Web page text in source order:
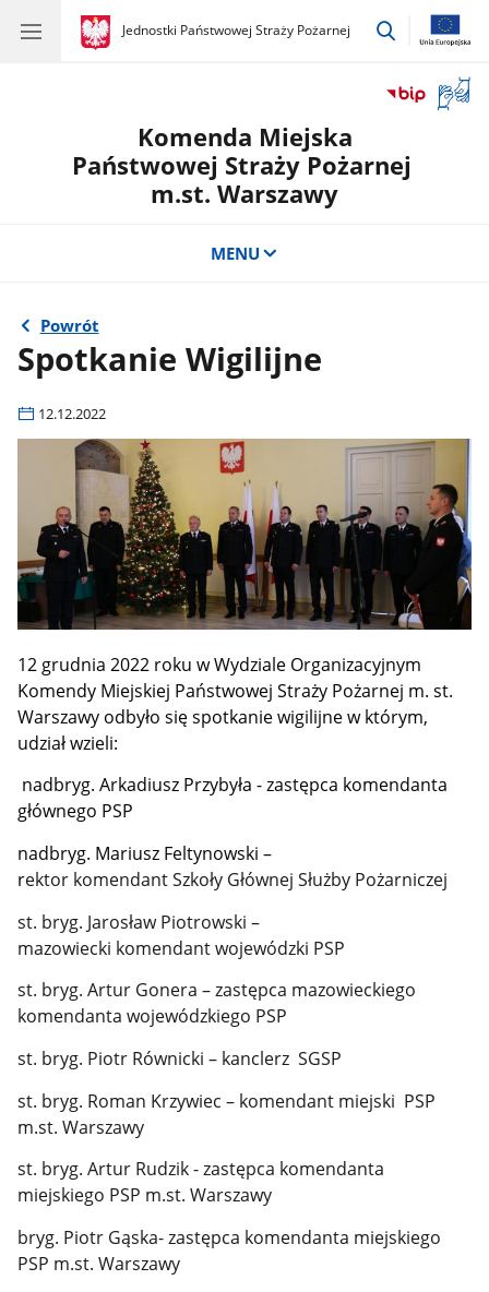
gov.pl
Jednostki Państwowej Straży Pożarnej
gov.pl
Jednostki
przejdź
okno
Komenda Miejska
Państwowej Straży Pożarnej
m.st. Warszawy
MENU
Powrót
Spotkanie Wigilijne
12.12.2022
12 grudnia 2022 roku w Wydziale Organizacyjnym
Komendy Miejskiej Państwowej Straży Pożarnej m. st.
Warszawy odbyło się spotkanie wigilijne w którym,
udział wzieli:
nadbryg. Arkadiusz Przybyła - zastępca komendanta
głównego PSP
nadbryg. Mariusz Feltynowski –
rektor komendant Szkoły Głównej Służby Pożarniczej
st. bryg. Jarosław Piotrowski –
mazowiecki komendant wojewódzki PSP
st. bryg. Artur Gonera – zastępca mazowieckiego
komendanta wojewódzkiego PSP
st. bryg. Piotr Równicki – kanclerz SGSP
st. bryg. Roman Krzywiec – komendant miejski PSP
m.st. Warszawy
st. bryg. Artur Rudzik - zastępca komendanta
miejskiego PSP m.st. Warszawy
bryg. Piotr Gąska- zastępca komendanta miejskiego
PSP m.st. Warszawy